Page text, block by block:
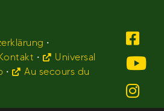
•
•
Universal
•
Au secours du